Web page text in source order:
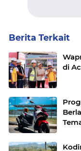
Berita Terkait
di